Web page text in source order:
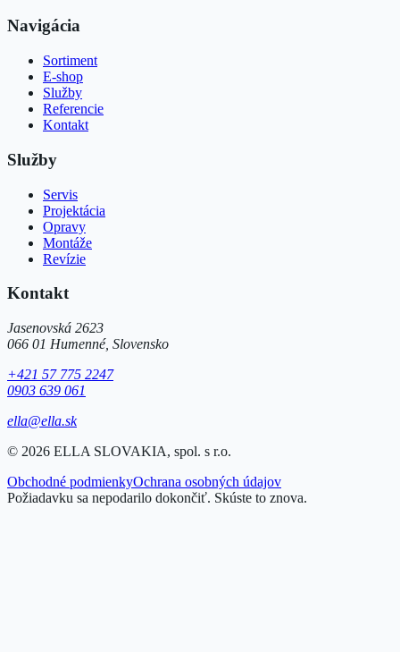
Navigácia
Sortiment
E-shop
Služby
Referencie
Kontakt
Služby
Servis
Projektácia
Opravy
Montáže
Revízie
Kontakt
Jasenovská 2623
066 01 Humenné, Slovensko
+421 57 775 2247
0903 639 061
ella@ella.sk
© 2026 ELLA SLOVAKIA, spol. s r.o.
Obchodné podmienkyOchrana osobných údajov
Požiadavku sa nepodarilo dokončiť. Skúste to znova.